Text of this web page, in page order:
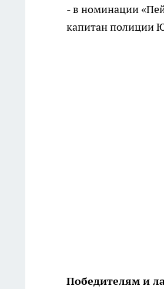
- в номинации
капитан полиции
Победителям и